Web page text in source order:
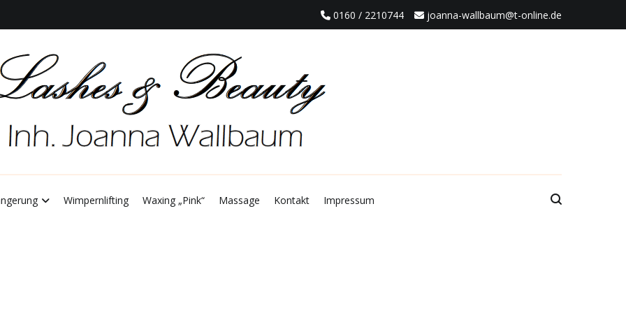
0160 / 2210744 joanna-wallbaum@t-online.de
Wimpernlifting Waxing „Pink“ Massage Kontakt Impressum